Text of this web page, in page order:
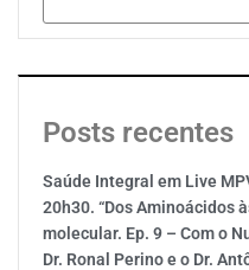
Posts recentes
Saúde Integral em Live
20h30. “Dos Aminoácidos
molecular. Ep. 9 – Com o
Dr. Ronal Perino e o Dr.